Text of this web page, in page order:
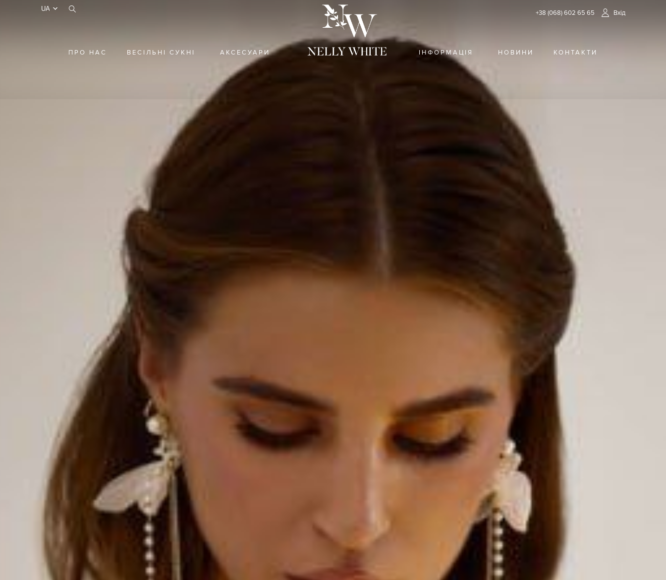
+38 (068) 602 65 65 Вхід
ПРО НАС ВЕСІЛЬНІ СУКНІ АКСЕСУАРИ ІНФОРМАЦІЯ НОВИНИ КОНТАКТИ